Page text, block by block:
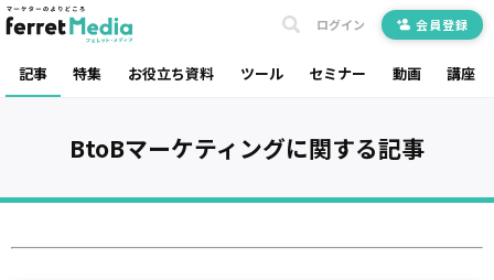
記事 特集 お役立ち資料 ツール セミナー 動画 講座
ログイン 会員登録
BtoBマーケティングに関する記事